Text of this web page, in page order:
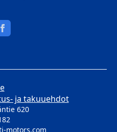
ja takuuehdot
620
motors.com